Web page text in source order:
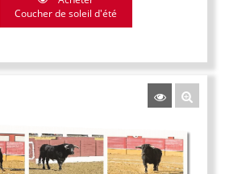
Coucher de soleil d'été